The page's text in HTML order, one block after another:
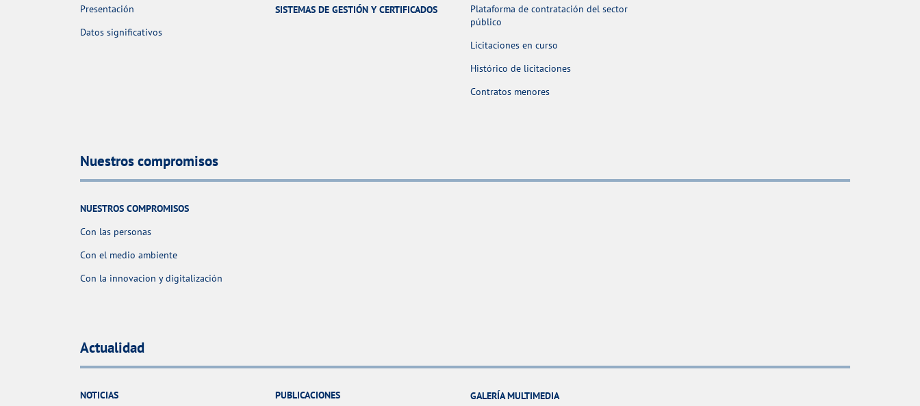
Presentación
Datos significativos
SISTEMAS DE GESTIÓN Y CERTIFICADOS
Plataforma de contratación del sector
público
Licitaciones en curso
Histórico de licitaciones
Contratos menores
Nuestros compromisos
NUESTROS COMPROMISOS
Con las personas
Con el medio ambiente
Con la innovacion y digitalización
Actualidad
NOTICIAS PUBLICACIONES GALERÍA MULTIMEDIA